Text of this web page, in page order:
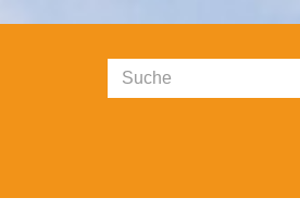
Suchen